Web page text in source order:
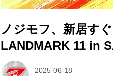
ノジモフ、新居す
LANDMARK 11 in
2025-06-18